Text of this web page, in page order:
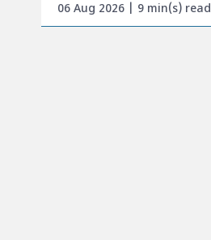
06 Aug 2026 | 9 min(s) read